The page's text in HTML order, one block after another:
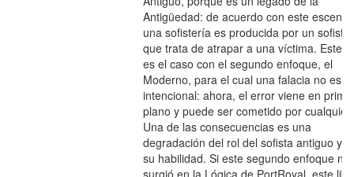
Antigüedad: de acuerdo con este
una sofistería es producida por un sofista
que trata de atrapar a una víctima. Este
es el caso con el segundo enfoque, el
Moderno, para el cual una falacia no es
intencional: ahora, el error viene en
plano y puede ser cometido por
Una de las consecuencias es una
degradación del rol del sofista antiguo y
su habilidad. Si este segundo enfoque no
surgió en la Lógica de PortRoyal, este